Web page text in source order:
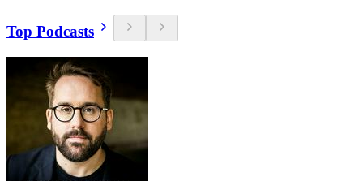
Top Podcasts